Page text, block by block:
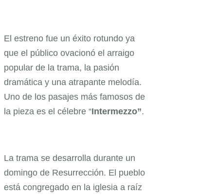
El estreno fue un éxito rotundo ya
que el público ovacionó el arraigo
popular de la trama, la pasión
dramática y una atrapante melodía.
Uno de los pasajes más famosos de
la pieza es el célebre “Intermezzo”.
La trama se desarrolla durante un
domingo de Resurrección. El pueblo
está congregado en la iglesia a raíz